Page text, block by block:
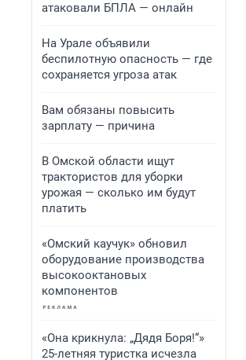
атаковали БПЛА — онлайн
На Урале объявили
беспилотную опасность — где
сохраняется угроза атак
Вам обязаны повысить
зарплату — причина
В Омской области ищут
трактористов для уборки
урожая — сколько им будут
платить
«Омский каучук» обновил
оборудование производства
высокооктановых
компонентов
«Она крикнула: „Дядя Боря!“»
25-летняя туристка исчезла